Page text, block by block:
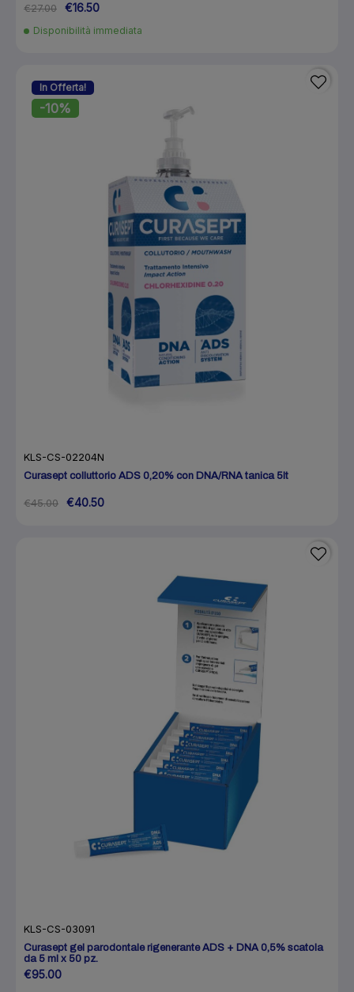
€27.00 €16.50
Disponibilità immediata
In Offerta!
-10%
KLS-CS-02204N
Curasept colluttorio ADS 0,20% con DNA/RNA tanica 5lt
€45.00 €40.50
KLS-CS-03091
Curasept gel parodontale rigenerante ADS + DNA 0,5% scatola
da 5 ml x 50 pz.
€95.00